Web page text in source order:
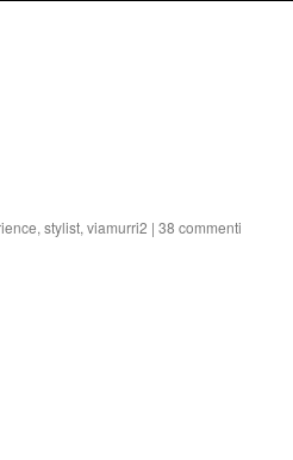
, stylist, viamurri2 | 38 commenti